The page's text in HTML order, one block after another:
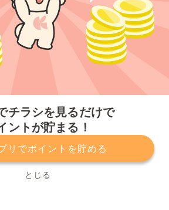
チラシを見るだけで
ントが貯まる！
リでポイントを貯める
とじる
リシー 利用規約
運営会社
お問い合わせ